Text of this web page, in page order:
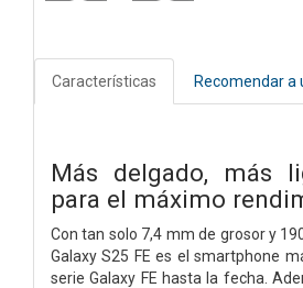
Características Recomendar a
Más delgado, más
para el máximo
Con tan solo 7,4 mm de grosor y
Galaxy S25 FE es el smartphone
serie Galaxy FE hasta la fecha.